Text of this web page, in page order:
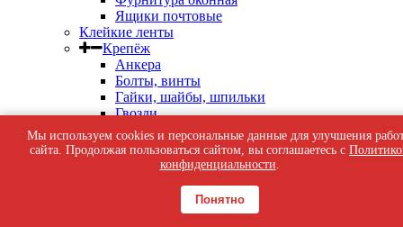
Ящики почтовые
Клейкие ленты
Крепёж
Анкера
Болты, винты
Гайки, шайбы, шпильки
Гвозди
Дюбель-гвозди, дюбель-шурупы
Дюбеля Молли
Дюбеля пластиковые, для теплоизоляции
индустриальные
Перфорированный крепеж
Мы используем cookies и персональные данные для улучшения
сайта. Продолжая пользоваться сайтом, вы соглашаетесь с
конфиденциальности.
Понятно